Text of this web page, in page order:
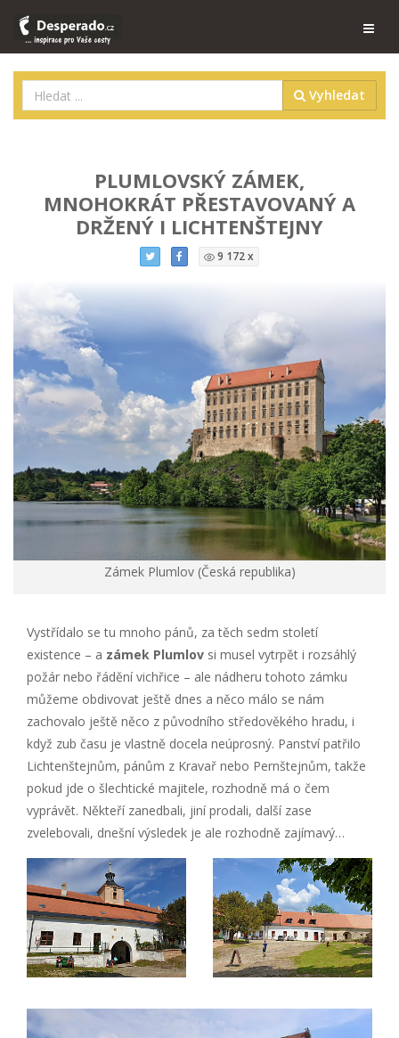
Vyhledat
PLUMLOVSKÝ ZÁMEK,
MNOHOKRÁT PŘESTAVOVANÝ A
DRŽENÝ I LICHTENŠTEJNY
9 172 x
Zámek Plumlov (Česká republika)
Vystřídalo se tu mnoho pánů, za těch sedm století
existence – a zámek Plumlov si musel vytrpět i rozsáhlý
požár nebo řádění vichřice – ale nádheru tohoto zámku
můžeme obdivovat ještě dnes a něco málo se nám
zachovalo ještě něco z původního středověkého hradu, i
když zub času je vlastně docela neúprosný. Panství patřilo
Lichtenštejnům, pánům z Kravař nebo Pernštejnům, takže
pokud jde o šlechtické majitele, rozhodně má o čem
vyprávět. Někteří zanedbali, jiní prodali, další zase
zvelebovali, dnešní výsledek je ale rozhodně zajímavý…